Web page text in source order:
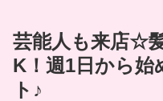
芸能人も来店☆
K！週1日から始
ト♪